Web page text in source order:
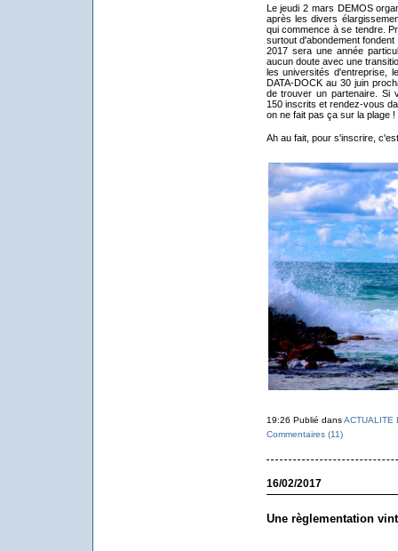
Le jeudi 2 mars DEMOS
après les divers
qui commence à se tendre.
surtout d'abondement
2017 sera une année
aucun doute avec une
les universités d'entreprise,
DATA-DOCK au 30 juin
de trouver un partenaire. Si
150 inscrits et rendez-vous
on ne fait pas ça sur la plage !
Ah au fait, pour s'inscrire,
19:26 Publié dansACTUALITE
Commentaires (11)
16/02/2017
Une règlementation